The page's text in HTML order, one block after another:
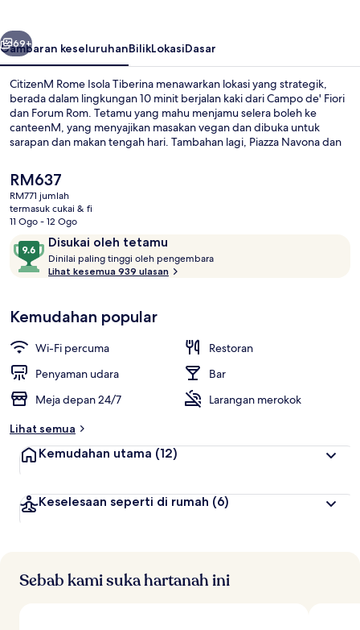
Seterusnya
69+
Gambaran keseluruhanBilikLokasiDasar
CitizenM Rome Isola Tiberina menawarkan lokasi yang strategik,
berada dalam lingkungan 10 minit berjalan kaki dari Campo de' Fiori
dan Forum Rom. Tetamu yang mahu menjamu selera boleh ke
canteenM, yang menyajikan masakan vegan dan dibuka untuk
sarapan dan makan tengah hari. Tambahan lagi, Piazza Navona dan
Kakitangan dan melawat tempat-tempat tempatan mendapat
pujian daripada pengembara lain. Pengangkutan awam terletak
berdekatan: jarak Stesen Tram Arenula-Min. G. Giustizia ialah 3 minit
dan Belli Perhentian Trem ialah 4 minit.
Harga
semasa
ialah
RM637
RM637
RM771 jumlah
termasuk cukai & fi
11 Ogo - 12 Ogo
Ulasan Disukai oleh tetamu
9.6
daripada
10,
oleh
tetamu
Dinilai paling tinggi oleh pengembara
i
p
l
g
n
o
l
Lihat kesemua 939 ulasan
Kemudahan popular
Wi-Fi percuma
Restoran
Penyaman udara
Bar
Meja depan 24/7
Larangan merokok
Lihat semua
Kemudahan utama (12)
Keselesaan seperti di rumah (6)
Sebab kami suka hartanah ini